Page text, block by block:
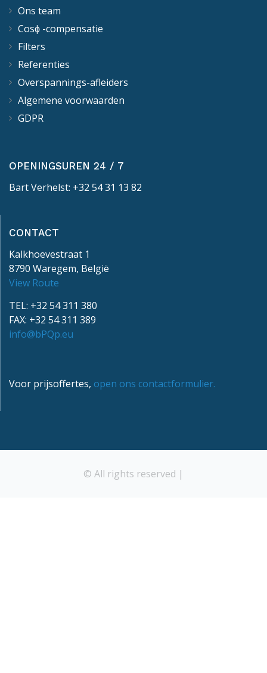
Ons team
Cosϕ -compensatie
Filters
Referenties
Overspannings-afleiders
Algemene voorwaarden
GDPR
OPENINGSUREN 24 / 7
Bart Verhelst: +32 54 31 13 82
CONTACT
Kalkhoevestraat 1
8790 Waregem, België
View Route
TEL: +32 54 311 380
FAX: +32 54 311 389
info@bPQp.eu
Voor prijsoffertes, open ons contactformulier.
© All rights reserved |